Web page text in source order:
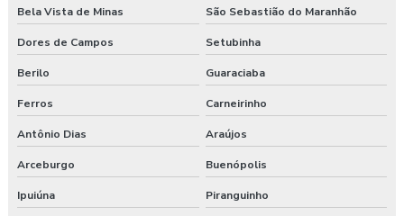
Bela Vista de Minas São Sebastião do Maranhão
Dores de Campos Setubinha
Berilo Guaraciaba
Ferros Carneirinho
Antônio Dias Araújos
Arceburgo Buenópolis
Ipuiúna Piranguinho